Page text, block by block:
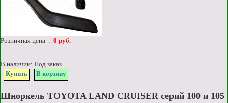
Розничная цена : 0 руб.
В наличии: Под заказ
Купить
В корзину
Шноркель TOYOTA LAND CRUISER серий 100 и 105